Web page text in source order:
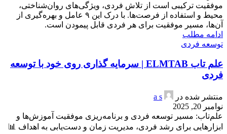
موفقیت ترکیبی است از تلاش فردی، ویژگی‌های روان‌شناختی،
محیط و استفاده از فرصت‌ها. با درک این ۹ عامل و بهره‌گیری از
آن‌ها، مسیر موفقیت برای هر فردی قابل پیمودن است.
ادامه مطلب
توسعه فردی
علم تاب ELMTAB | سرمایه گذاری روی خود با توسعه
فردی
منتشر شده در
a s
نوامبر 20, 2025
علم‌تاب: مسیر توسعه فردی و برنامه‌ریزی موفقیت آموزش‌ها و
ابزارهایی برای رشد فردی، مدیریت زمان و دست‌یابی به اهداف 📊